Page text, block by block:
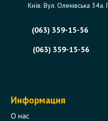
Київ. Вул. Оленівська
(063) 359-15-56
(063) 359-15-56
Информация
О нас